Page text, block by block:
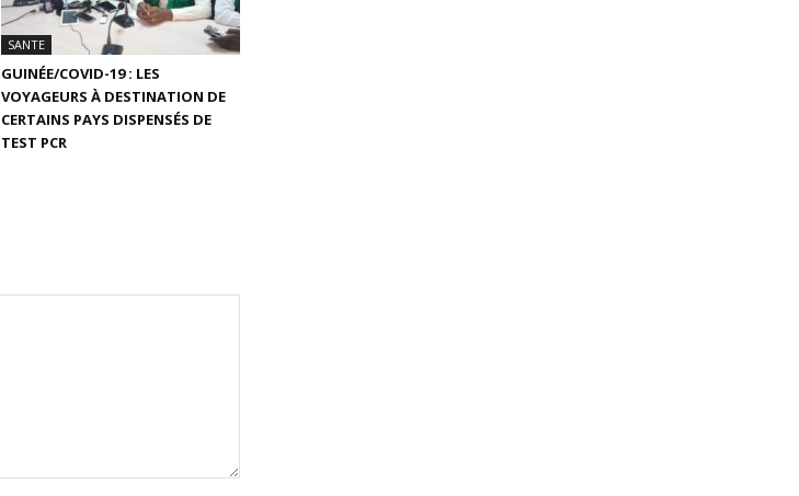
SANTE
GUINÉE/COVID-19 : LES
VOYAGEURS À DESTINATION DE
CERTAINS PAYS DISPENSÉS DE
TEST PCR